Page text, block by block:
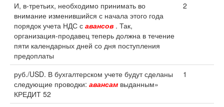
И, в-третьих, необходимо принимать во
внимание изменившийся с начала этого года
порядок учета НДС с авансов . Так,
организация-продавец теперь должна в течение
пяти календарных дней со дня поступления
предоплаты
2
руб./USD. В бухгалтерском учете будут сделаны
следующие проводки: авансам выданным»
КРЕДИТ 52
1